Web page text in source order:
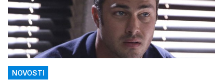
NOVOSTI